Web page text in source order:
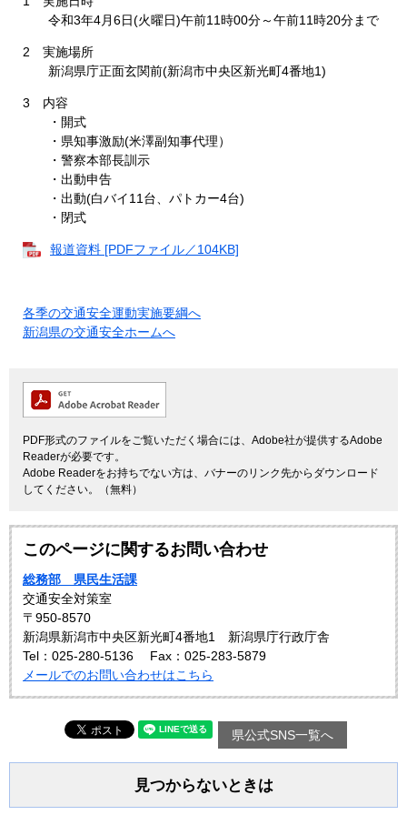
令和3年4月6日(火曜日)午前11時00分～午前11時20分まで
2 実施場所
新潟県庁正面玄関前(新潟市中央区新光町4番地1)
3 内容
・開式
・県知事激励(米澤副知事代理）
・警察本部長訓示
・出動申告
・出動(白バイ11台、パトカー4台)
・閉式
報道資料 [PDFファイル／104KB]
各季の交通安全運動実施要綱へ
新潟県の交通安全ホームへ
PDF形式のファイルをご覧いただく場合には、Adobe社が提供するAdobe
Readerが必要です。
Adobe Readerをお持ちでない方は、バナーのリンク先からダウンロード
してください。（無料）
このページに関するお問い合わせ
総務部 県民生活課
交通安全対策室
〒950-8570
新潟県新潟市中央区新光町4番地1 新潟県庁行政庁舎
Tel：025-280-5136
Fax：025-283-5879
メールでのお問い合わせはこちら
県公式SNS一覧へ
見つからないときは